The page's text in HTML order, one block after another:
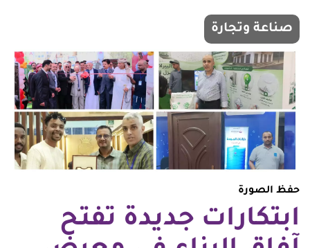
صناعة وتجارة
حفظ الصورة
ابتكارات جديدة تفتح